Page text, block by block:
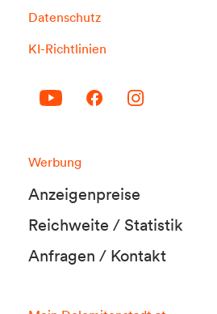
Datenschutz
KI-Richtlinien
Werbung
Anzeigenpreise
Reichweite / Statistik
Anfragen / Kontakt